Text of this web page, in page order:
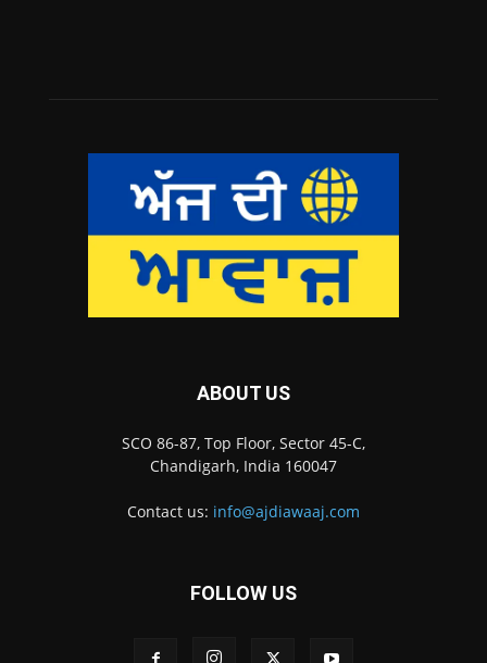
ABOUT US
SCO 86-87, Top Floor, Sector 45-C,
Chandigarh, India 160047
Contact us: info@ajdiawaaj.com
FOLLOW US